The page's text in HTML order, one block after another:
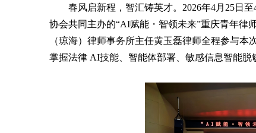
春风启新程，智汇铸英才。2026年4月25日
协会共同主办的“AI赋能・智领未来”重庆青年律
（琼海）律师事务所主任黄玉磊律师全程参与
掌握法律 AI技能、智能体部署、敏感信息智能脱